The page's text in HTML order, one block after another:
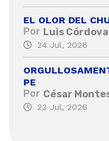
EL OLOR DEL
Por Luis
24 Jul, 2026
PE
Por César
23 Jul, 2026